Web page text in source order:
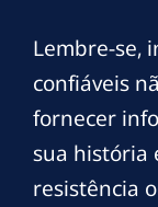
Lembre-se,
confiáveis
fornecer
sua história
resistência